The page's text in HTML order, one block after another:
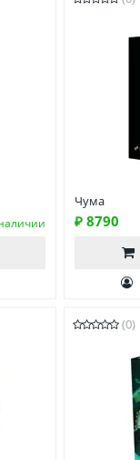
Чума
₽ 8790
(0)